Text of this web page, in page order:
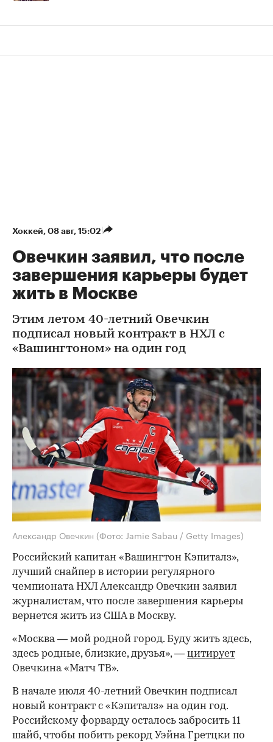
Хоккей⁠, 08 авг, 15:02
Овечкин заявил, что после
завершения карьеры будет
жить в Москве
Этим летом 40-летний Овечкин
подписал новый контракт в НХЛ с
«Вашингтоном» на один год
Александр Овечкин (Фото: Jamie Sabau / Getty Images)
Российский капитан «Вашингтон Кэпиталз»,
лучший снайпер в истории регулярного
чемпионата НХЛ Александр Овечкин заявил
журналистам, что после завершения карьеры
вернется жить из США в Москву.
«Москва — мой родной город. Буду жить здесь,
здесь родные, близкие, друзья», — цитирует
Овечкина «Матч ТВ».
В начале июля 40-летний Овечкин подписал
новый контракт с «Кэпиталз» на один год.
Российскому форварду осталось забросить 11
шайб, чтобы побить рекорд Уэйна Гретцки по